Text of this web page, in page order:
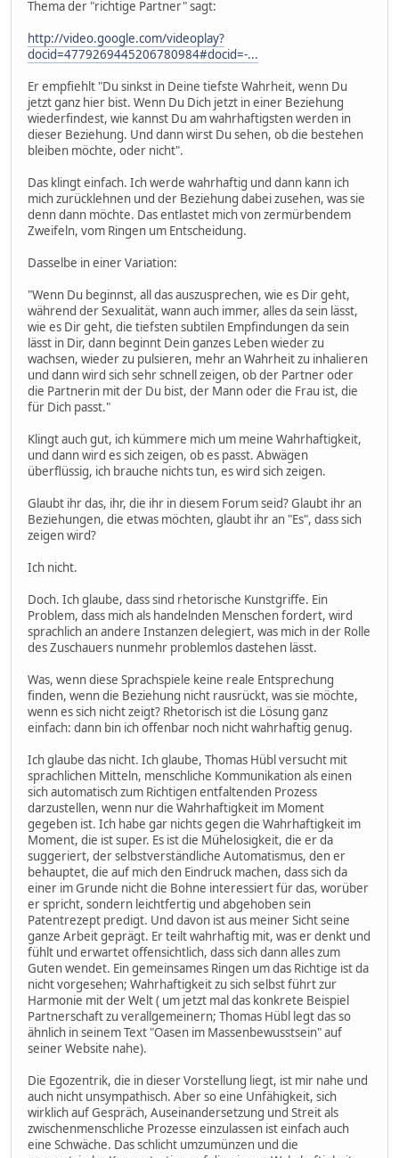
Thema der "richtige Partner" sagt:
http://video.google.com/videoplay?
docid=4779269445206780984#docid=-...
Er empfiehlt "Du sinkst in Deine tiefste Wahrheit, wenn Du
jetzt ganz hier bist. Wenn Du Dich jetzt in einer Beziehung
wiederfindest, wie kannst Du am wahrhaftigsten werden in
dieser Beziehung. Und dann wirst Du sehen, ob die bestehen
bleiben möchte, oder nicht".
Das klingt einfach. Ich werde wahrhaftig und dann kann ich
mich zurücklehnen und der Beziehung dabei zusehen, was sie
denn dann möchte. Das entlastet mich von zermürbendem
Zweifeln, vom Ringen um Entscheidung.
Dasselbe in einer Variation:
"Wenn Du beginnst, all das auszusprechen, wie es Dir geht,
während der Sexualität, wann auch immer, alles da sein lässt,
wie es Dir geht, die tiefsten subtilen Empfindungen da sein
lässt in Dir, dann beginnt Dein ganzes Leben wieder zu
wachsen, wieder zu pulsieren, mehr an Wahrheit zu inhalieren
und dann wird sich sehr schnell zeigen, ob der Partner oder
die Partnerin mit der Du bist, der Mann oder die Frau ist, die
für Dich passt."
Klingt auch gut, ich kümmere mich um meine Wahrhaftigkeit,
und dann wird es sich zeigen, ob es passt. Abwägen
überflüssig, ich brauche nichts tun, es wird sich zeigen.
Glaubt ihr das, ihr, die ihr in diesem Forum seid? Glaubt ihr an
Beziehungen, die etwas möchten, glaubt ihr an "Es", dass sich
zeigen wird?
Ich nicht.
Doch. Ich glaube, dass sind rhetorische Kunstgriffe. Ein
Problem, dass mich als handelnden Menschen fordert, wird
sprachlich an andere Instanzen delegiert, was mich in der Rolle
des Zuschauers nunmehr problemlos dastehen lässt.
Was, wenn diese Sprachspiele keine reale Entsprechung
finden, wenn die Beziehung nicht rausrückt, was sie möchte,
wenn es sich nicht zeigt? Rhetorisch ist die Lösung ganz
einfach: dann bin ich offenbar noch nicht wahrhaftig genug.
Ich glaube das nicht. Ich glaube, Thomas Hübl versucht mit
sprachlichen Mitteln, menschliche Kommunikation als einen
sich automatisch zum Richtigen entfaltenden Prozess
darzustellen, wenn nur die Wahrhaftigkeit im Moment
gegeben ist. Ich habe gar nichts gegen die Wahrhaftigkeit im
Moment, die ist super. Es ist die Mühelosigkeit, die er da
suggeriert, der selbstverständliche Automatismus, den er
behauptet, die auf mich den Eindruck machen, dass sich da
einer im Grunde nicht die Bohne interessiert für das, worüber
er spricht, sondern leichtfertig und abgehoben sein
Patentrezept predigt. Und davon ist aus meiner Sicht seine
ganze Arbeit geprägt. Er teilt wahrhaftig mit, was er denkt und
fühlt und erwartet offensichtlich, dass sich dann alles zum
Guten wendet. Ein gemeinsames Ringen um das Richtige ist da
nicht vorgesehen; Wahrhaftigkeit zu sich selbst führt zur
Harmonie mit der Welt ( um jetzt mal das konkrete Beispiel
Partnerschaft zu verallgemeinern; Thomas Hübl legt das so
ähnlich in seinem Text "Oasen im Massenbewusstsein" auf
seiner Website nahe).
Die Egozentrik, die in dieser Vorstellung liegt, ist mir nahe und
auch nicht unsympathisch. Aber so eine Unfähigkeit, sich
wirklich auf Gespräch, Auseinandersetzung und Streit als
zwischenmenschliche Prozesse einzulassen ist einfach auch
eine Schwäche. Das schlicht umzumünzen und die